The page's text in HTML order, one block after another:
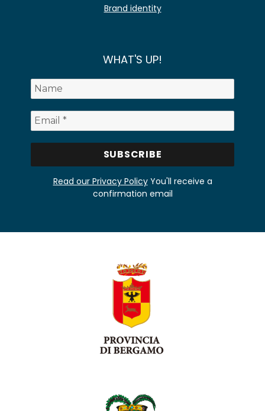
Brand identity
WHAT'S UP!
Read our Privacy PolicyYou'll receive a
confirmation email